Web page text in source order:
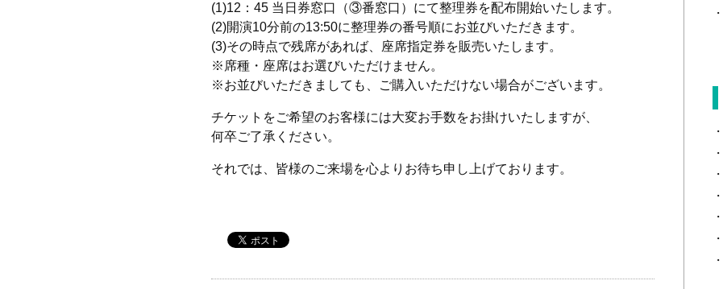
(1)12：45 当日券窓口（③番窓口）にて整理券を配布開始いたします。
(2)開演10分前の13:50に整理券の番号順にお並びいただきます。
(3)その時点で残席があれば、座席指定券を販売いたします。
※席種・座席はお選びいただけません。
※お並びいただきましても、ご購入いただけない場合がございます。
チケットをご希望のお客様には大変お手数をお掛けいたしますが、
何卒ご了承ください。
それでは、皆様のご来場を心よりお待ち申し上げております。